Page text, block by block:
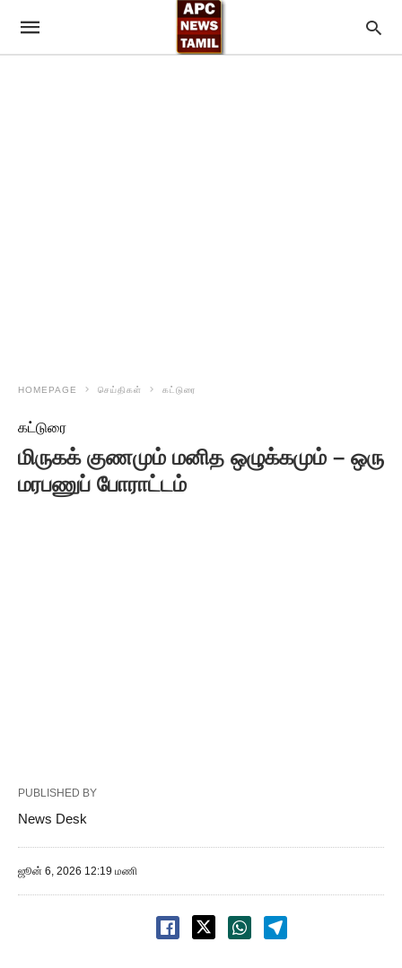
HOMEPAGE செய்திகள் கட்டுரை
கட்டுரை
மிருகக் குணமும் மனித ஒழுக்கமும் – ஒரு
மரபணுப் போராட்டம்
PUBLISHED BY
News Desk
ஜூன் 6, 2026 12:19 மணி